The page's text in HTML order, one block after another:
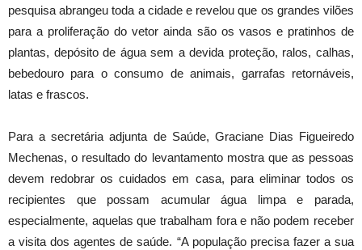
pesquisa abrangeu toda a cidade e revelou que os grandes vilões
para a proliferação do vetor ainda são os vasos e pratinhos de
plantas, depósito de água sem a devida proteção, ralos, calhas,
bebedouro para o consumo de animais, garrafas retornáveis,
latas e frascos.
Para a secretária adjunta de Saúde, Graciane Dias Figueiredo
Mechenas, o resultado do levantamento mostra que as pessoas
devem redobrar os cuidados em casa, para eliminar todos os
recipientes que possam acumular água limpa e parada,
especialmente, aquelas que trabalham fora e não podem receber
a visita dos agentes de saúde. “A população precisa fazer a sua